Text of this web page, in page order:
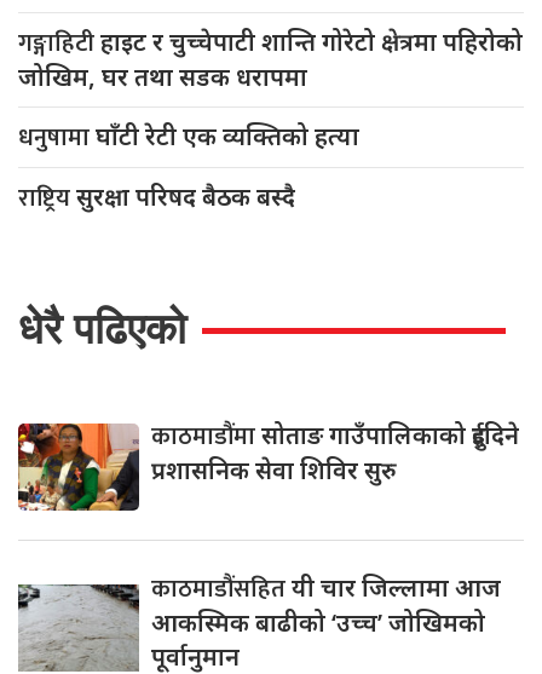
गङ्गाहिटीहाइट र चुच्चेपाटी शान्ति गोरेटो क्षेत्रमा पहिरोको
जोखिम, घर तथा सडक धरापमा
धनुषामाघाँटी रेटी एक व्यक्तिको हत्या
राष्ट्रियसुरक्षा परिषद बैठक बस्दै
धेरै पढिएको
काठमाडौंमासोताङ गाउँपालिकाको दुईदिने
प्रशासनिक सेवा शिविर सुरु
काठमाडौंसहितयी चार जिल्लामा आज
आकस्मिक बाढीको ‘उच्च’ जोखिमको
पूर्वानुमान